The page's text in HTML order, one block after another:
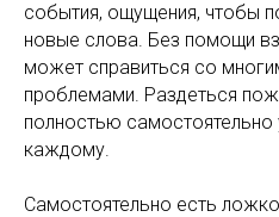
события, ощущения, чтобы
новые слова. Без помощи
может справиться со
проблемами. Раздеться
полностью самостоятельно
каждому.
Самостоятельно есть